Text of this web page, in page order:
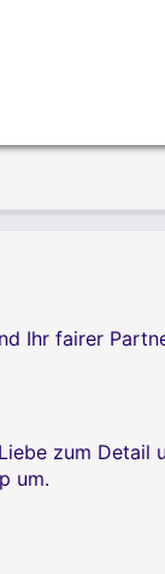
Ihr fairer
zum Detail
um.